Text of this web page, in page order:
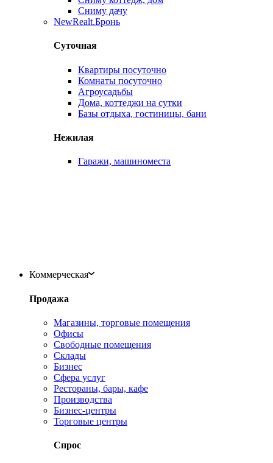
Сниму дачу
NewRealt.Бронь
Суточная
Квартиры посуточно
Комнаты посуточно
Агроусадьбы
Дома, коттеджи на сутки
Базы отдыха, гостиницы, бани
Нежилая
Гаражи, машиноместа
Коммерческая
Продажа
Магазины, торговые помещения
Офисы
Свободные помещения
Склады
Бизнес
Сфера услуг
Рестораны, бары, кафе
Производства
Бизнес-центры
Торговые центры
Спрос